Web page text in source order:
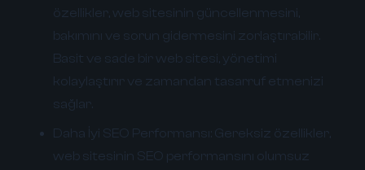
özellikler, web sitesinin güncellenmesini,
bakımını ve sorun gidermesini zorlaştırabilir.
Basit ve sade bir web sitesi, yönetimi
kolaylaştırır ve zamandan tasarruf etmenizi
sağlar.
Daha İyi SEO Performansı: Gereksiz özellikler,
web sitesinin SEO performansını olumsuz